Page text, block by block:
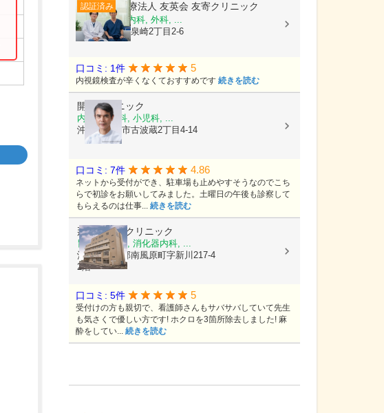
認証済み 医療法人 友英会 友寄クリニック
内科, 消化器内科, 外科, ...
沖縄県那覇市泉崎2丁目2-6
口コミ: 1件 5
内視鏡検査が辛くなくておすすめです 続きを読む
開邦クリニック
内科, 胃腸科, 小児科, ...
沖縄県那覇市古波蔵2丁目4-14
口コミ: 7件 4.86
ネットから受付ができ、駐車場も止めやすそうなのでこち
らで初診をお願いしてみました。土曜日の午後も診察して
もらえるのは仕事... 続きを読む
那覇内視鏡クリニック
胃腸科, 内科, 消化器内科, ...
沖縄県島尻郡南風原町字新川217-4
2階
口コミ: 5件 5
受付けの方も親切で、看護師さんもサバサバしていて先生
も気さくで優しい方です! ホクロを3箇所除去しました! 麻
酔をしてい... 続きを読む